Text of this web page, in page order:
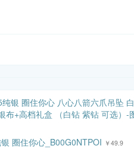
圈住你心_B00G0NTPOI ￥49.9